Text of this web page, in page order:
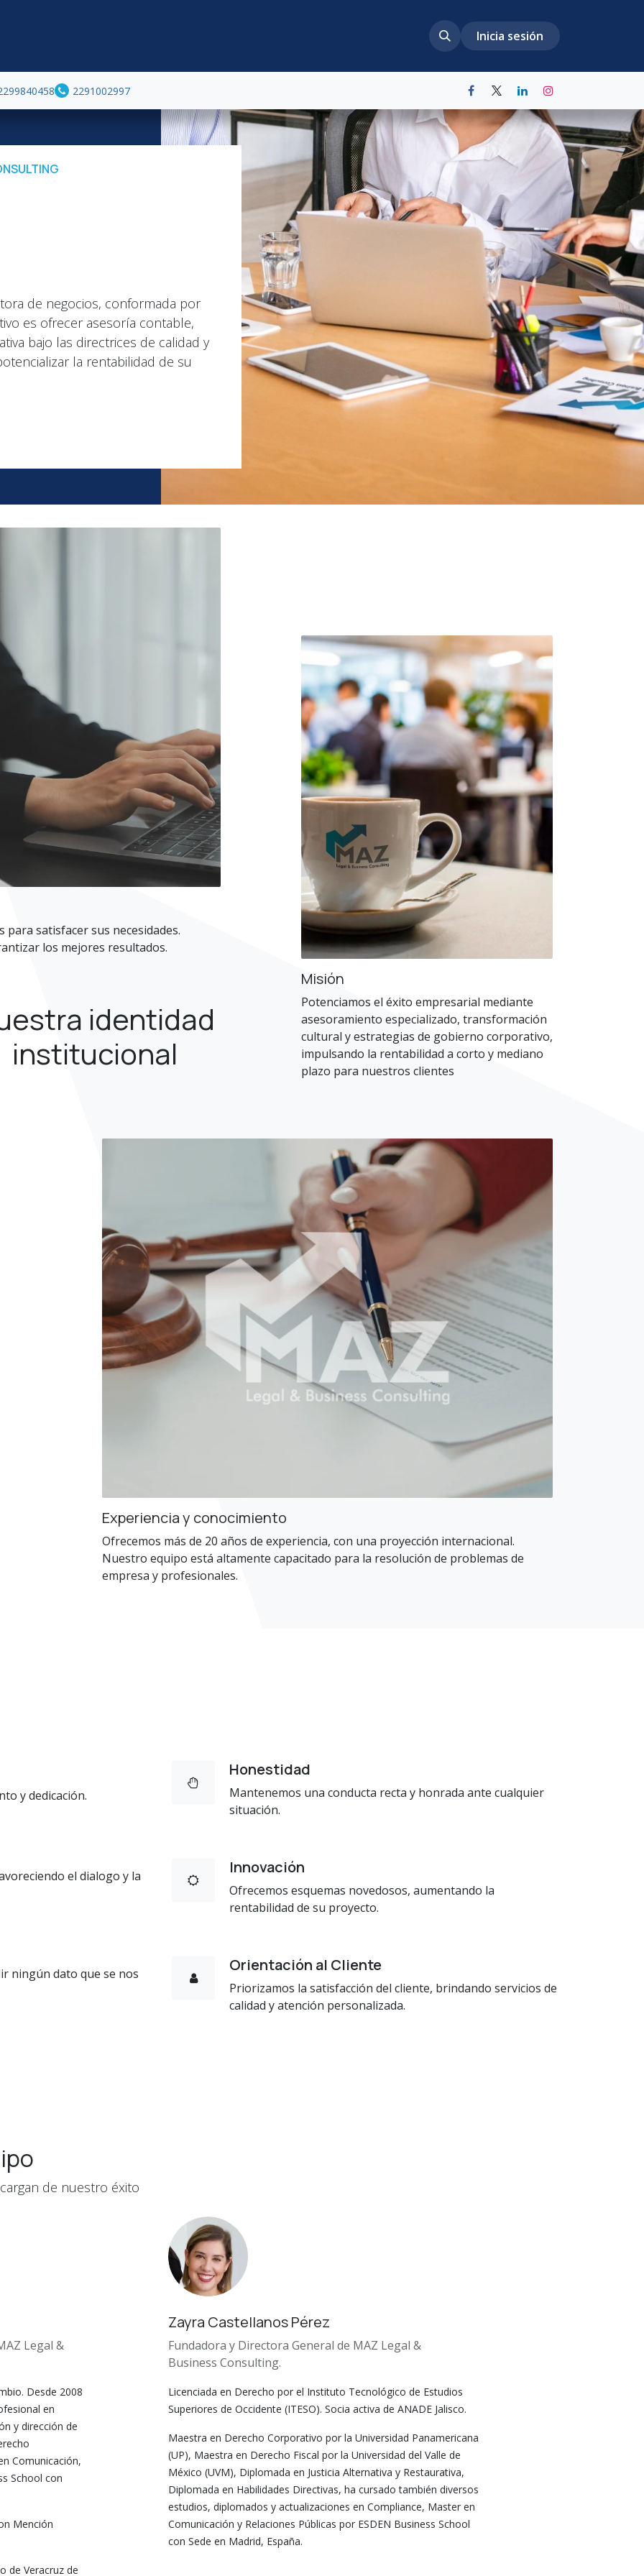
Inicia sesión
2291002997
de negocios, conformada por
es ofrecer asesoría contable,
bajo las directrices de calidad y
la rentabilidad de su
identidad
institucional
satisfacer sus necesidades.
los mejores resultados.
Misión
Potenciamos el éxito empresarial mediante
asesoramiento especializado, transformación
cultural y estrategias de gobierno corporativo,
impulsando la rentabilidad a corto y mediano
plazo para nuestros clientes
Experiencia y conocimiento
Ofrecemos más de 20 años de experiencia, con una proyección internacional.
Nuestro equipo está altamente capacitado para la resolución de problemas de
empresa y profesionales.
y dedicación.
el dialogo y la
ningún dato que se nos
Honestidad
Mantenemos una conducta recta y honrada ante cualquier
situación.
Innovación
Ofrecemos esquemas novedosos, aumentando la
rentabilidad de su proyecto.
Orientación al Cliente
Priorizamos la satisfacción del cliente, brindando servicios de
calidad y atención personalizada.
de nuestro éxito
Legal &
Desde 2008
en
y dirección de
Comunicación,
School con
Mención
de Veracruz de
Zayra Castellanos Pérez
Fundadora y Directora General de MAZ Legal &
Business Consulting.
Licenciada en Derecho por el Instituto Tecnológico de Estudios
Superiores de Occidente (ITESO). Socia activa de ANADE Jalisco.
Maestra en Derecho Corporativo por la Universidad Panamericana
(UP), Maestra en Derecho Fiscal por la Universidad del Valle de
México (UVM), Diplomada en Justicia Alternativa y Restaurativa,
Diplomada en Habilidades Directivas, ha cursado también diversos
estudios, diplomados y actualizaciones en Compliance, Master en
Comunicación y Relaciones Públicas por ESDEN Business School
con Sede en Madrid, España.